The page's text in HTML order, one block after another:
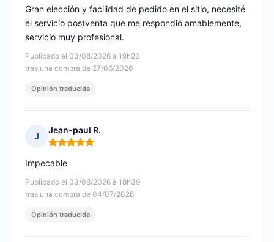
Publicado el 03/08/2026 à 19h26
tras una compra de 27/06/2026
Gran elección y facilidad de pedido en el sitio, necesité
el servicio postventa que me respondió amablemente,
servicio muy profesional.
Opinión traducida
J
Jean-paul R.
Nota: 5 de 5
Publicado el 03/08/2026 à 18h39
tras una compra de 04/07/2026
Impecable
Opinión traducida